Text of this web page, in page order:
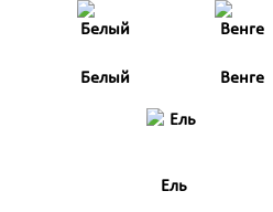
Белый Венге
Ель